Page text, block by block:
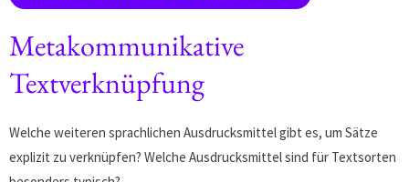
Metakommunikative
Textverknüpfung
Welche weiteren sprachlichen Ausdrucksmittel gibt es, um Sätze
explizit zu verknüpfen? Welche Ausdrucksmittel sind für Textsorten